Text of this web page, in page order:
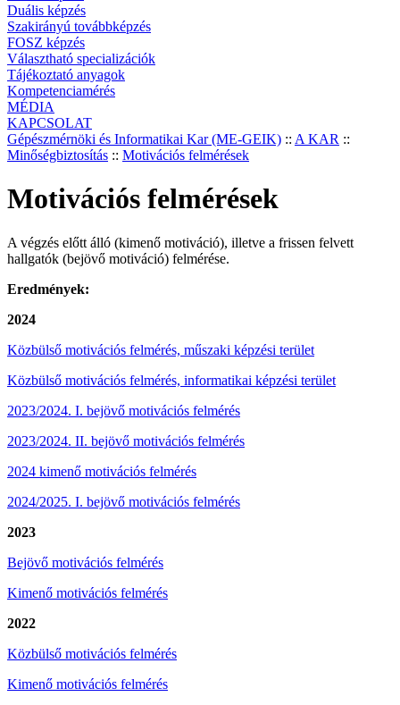
Duális képzés
Szakirányú továbbképzés
FOSZ képzés
Választható specializációk
Tájékoztató anyagok
Kompetenciamérés
MÉDIA
KAPCSOLAT
Gépészmérnöki és Informatikai Kar (ME-GEIK) :: A KAR ::
Minőségbiztosítás :: Motivációs felmérések
Motivációs felmérések
A végzés előtt álló (kimenő motiváció), illetve a frissen felvett
hallgatók (bejövő motiváció) felmérése.
Eredmények:
2024
Közbülső motivációs felmérés, műszaki képzési terület
Közbülső motivációs felmérés, informatikai képzési terület
2023/2024. I. bejövő motivációs felmérés
2023/2024. II. bejövő motivációs felmérés
2024 kimenő motivációs felmérés
2024/2025. I. bejövő motivációs felmérés
2023
Bejövő motivációs felmérés
Kimenő motivációs felmérés
2022
Közbülső motivációs felmérés
Kimenő motivációs felmérés